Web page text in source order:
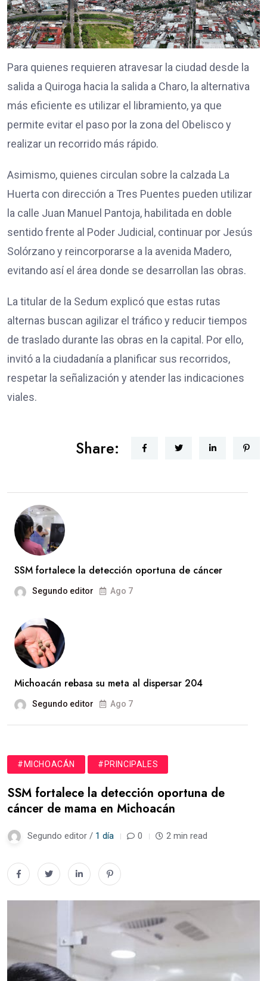
Para quienes requieren atravesar la ciudad desde la
salida a Quiroga hacia la salida a Charo, la alternativa
más eficiente es utilizar el libramiento, ya que
permite evitar el paso por la zona del Obelisco y
realizar un recorrido más rápido.
Asimismo, quienes circulan sobre la calzada La
Huerta con dirección a Tres Puentes pueden utilizar
la calle Juan Manuel Pantoja, habilitada en doble
sentido frente al Poder Judicial, continuar por Jesús
Solórzano y reincorporarse a la avenida Madero,
evitando así el área donde se desarrollan las obras.
La titular de la Sedum explicó que estas rutas
alternas buscan agilizar el tráfico y reducir tiempos
de traslado durante las obras en la capital. Por ello,
invitó a la ciudadanía a planificar sus recorridos,
respetar la señalización y atender las indicaciones
viales.
Share:
SSM fortalece la detección oportuna de cáncer
Segundo editor Ago 7
Michoacán rebasa su meta al dispersar 204
Segundo editor Ago 7
#MICHOACÁN #PRINCIPALES
SSM fortalece la detección oportuna de
cáncer de mama en Michoacán
Segundo editor / 1 día 0 2 min read